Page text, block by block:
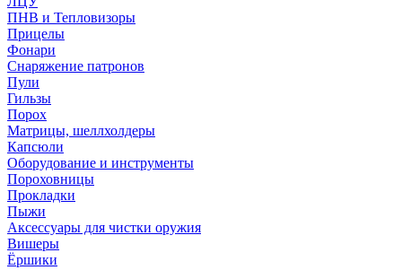
ПНВ и Тепловизоры
Прицелы
Фонари
Снаряжение патронов
Пули
Гильзы
Порох
Матрицы, шеллхолдеры
Капсюли
Оборудование и инструменты
Пороховницы
Прокладки
Пыжи
Аксессуары для чистки оружия
Вишеры
Ёршики